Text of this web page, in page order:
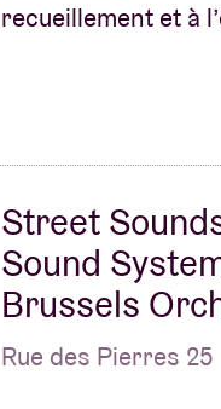
recueillement et à
Street
Sound
Brussels
Rue des Pierres 25